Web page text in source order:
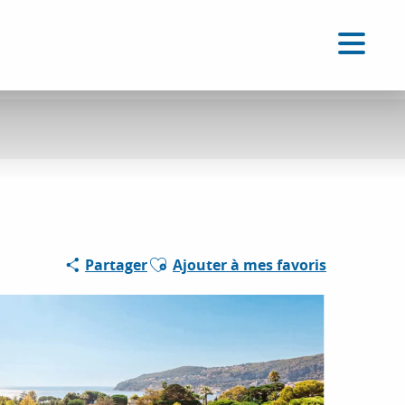
PartagerAjouter aux favoris
Ajouter à mes favoris